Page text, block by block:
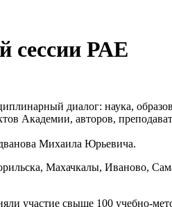
сессии РАЕ
диалог: наука,
Академии, авторов,
Михаила Юрьевича.
Махачкалы, Иваново,
свыше 100 учебно-